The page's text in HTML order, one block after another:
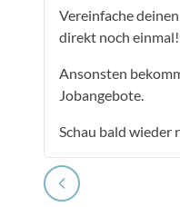
Vereinfache
direkt noch einmal!
Ansonsten
Jobangebote.
Schau bald wieder